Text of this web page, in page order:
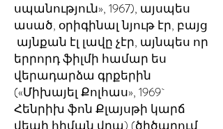
սպանություն», 1967), այսպես
ասած, օրիգինալ նյութ էր, բայց
այնքան էլ լավը չէր, այնպես որ
երրորդ ֆիլմի համար ես
վերադարձա գրքերին
(«Միխայել Քոլհաս», 1969`
Հենրիխ ֆոն Քլայսթի կարճ
վեպի հիման վրա) (ծիծաղում